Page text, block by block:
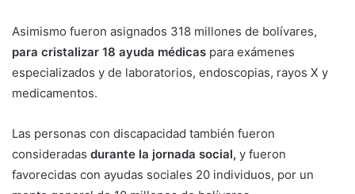
Asimismo fueron asignados 318 millones de bolívares,
para cristalizar 18 ayuda médicas para exámenes
especializados y de laboratorios, endoscopias, rayos X y
medicamentos.
Las personas con discapacidad también fueron
consideradas durante la jornada social, y fueron
favorecidas con ayudas sociales 20 individuos, por un